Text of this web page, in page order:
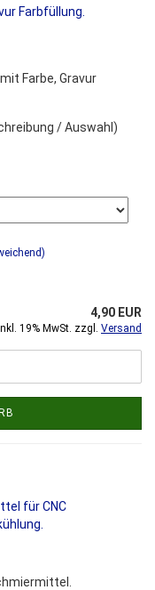
Farbe, Gravur
/ Auswahl)
4,90 EUR
19% MwSt. zzgl. Versand